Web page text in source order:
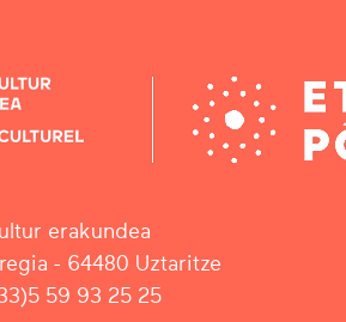
erakundea
- 64480 Uztaritze
59 93 25 25